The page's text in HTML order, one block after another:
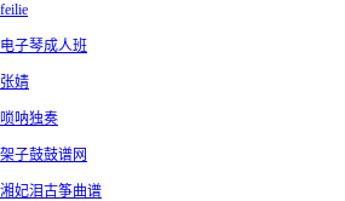
feilie
电子琴成人班
张婧
唢呐独奏
架子鼓鼓谱网
湘妃泪古筝曲谱